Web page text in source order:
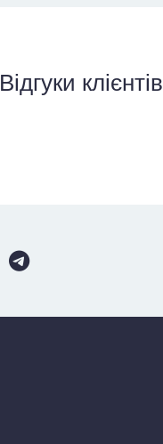
Відгуки клієнтів